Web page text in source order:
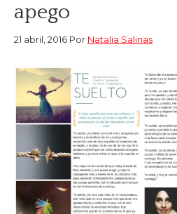
apego
21 abril, 2016 Por Natalia Salinas